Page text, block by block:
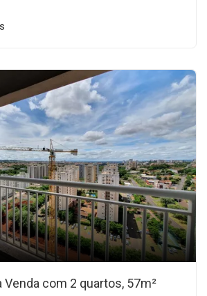
Venda com 2 quartos, 57m²